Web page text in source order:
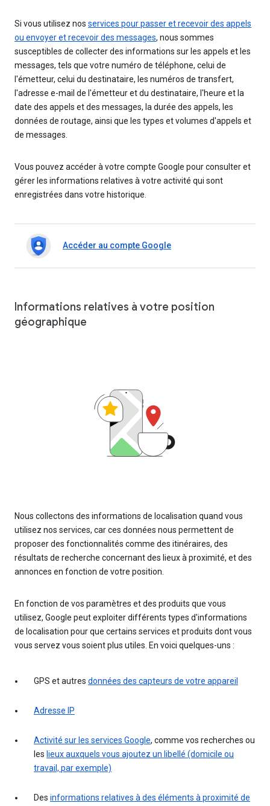
Si vous utilisez nos services pour passer et recevoir des appels
ou envoyer et recevoir des messages, nous sommes
susceptibles de collecter des informations sur les appels et les
messages, tels que votre numéro de téléphone, celui de
l'émetteur, celui du destinataire, les numéros de transfert,
l'adresse e-mail de l'émetteur et du destinataire, l'heure et la
date des appels et des messages, la durée des appels, les
données de routage, ainsi que les types et volumes d'appels et
de messages.
Vous pouvez accéder à votre compte Google pour consulter et
gérer les informations relatives à votre activité qui sont
enregistrées dans votre historique.
Accéder au compte Google
Informations relatives à votre position
géographique
Nous collectons des informations de localisation quand vous
utilisez nos services, car ces données nous permettent de
proposer des fonctionnalités comme des itinéraires, des
résultats de recherche concernant des lieux à proximité, et des
annonces en fonction de votre position.
En fonction de vos paramètres et des produits que vous
utilisez, Google peut exploiter différents types d'informations
de localisation pour que certains services et produits dont vous
vous servez vous soient plus utiles. En voici quelques-uns :
GPS et autres données des capteurs de votre appareil
Adresse IP
Activité sur les services Google, comme vos recherches ou
les lieux auxquels vous ajoutez un libellé (domicile ou
travail, par exemple)
Des informations relatives à des éléments à proximité de